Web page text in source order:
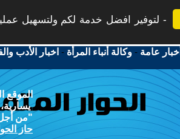
لتوفير افضل خدمة لكم ولتسهيل
أخبار عامة -وكالة أنباء المرأة - اخبار الأدب
الموقع
"من أجل
حاز